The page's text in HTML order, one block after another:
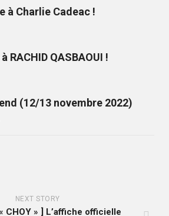
à Charlie Cadeac !
RACHID QASBAOUI !
(12/13 novembre 2022)
NEXT STORY
CHOY » ] L’affiche officielle